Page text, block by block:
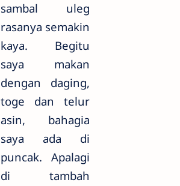
sambal uleg
rasanya semakin
kaya. Begitu
saya makan
dengan daging,
toge dan telur
asin, bahagia
saya ada di
puncak. Apalagi
di tambah